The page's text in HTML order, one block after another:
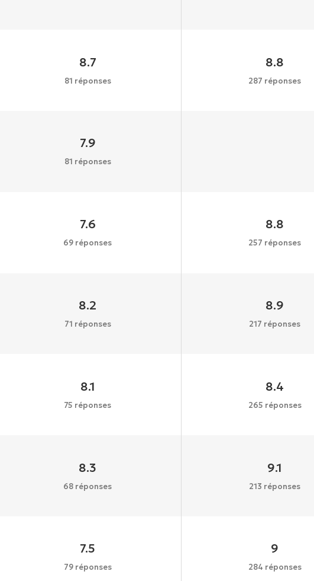
8.7
81 réponses
8.8
287 réponses
7.9
81 réponses
7.6
69 réponses
8.8
257 réponses
8.2
71 réponses
8.9
217 réponses
8.1
75 réponses
8.4
265 réponses
8.3
68 réponses
9.1
213 réponses
7.5
79 réponses
9
284 réponses